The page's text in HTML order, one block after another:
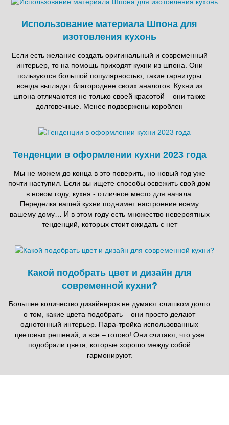
Использование материала Шпона для
изотовления кухонь
Если есть желание создать оригинальный и современный
интерьер, то на помощь приходят кухни из шпона. Они
пользуются большой популярностью, такие гарнитуры
всегда выглядят благороднее своих аналогов. Кухни из
шпона отличаются не только своей красотой – они также
долговечные. Менее подвержены короблен
Тенденции в оформлении кухни 2023 года
Мы не можем до конца в это поверить, но новый год уже
почти наступил. Если вы ищете способы освежить свой дом
в новом году, кухня - отличное место для начала.
Переделка вашей кухни поднимет настроение всему
вашему дому… И в этом году есть множество невероятных
тенденций, которых стоит ожидать с нет
Какой подобрать цвет и дизайн для
современной кухни?
Большее количество дизайнеров не думают слишком долго
о том, какие цвета подобрать – они просто делают
однотонный интерьер. Пара-тройка использованных
цветовых решений, и все – готово! Они считают, что уже
подобрали цвета, которые хорошо между собой
гармонируют.